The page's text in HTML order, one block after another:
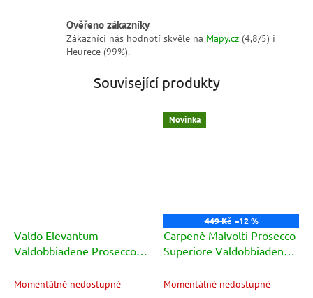
Ověřeno zákazníky
Zákazníci nás hodnotí skvěle na Mapy.cz (4,8/5) i
Heurece (99%).
Související produkty
Valdo Elevantum
Valdobbiadene Prosecco
11,5% 0,75l
Momentálně nedostupné
Novinka
449 Kč –12 %
Carpenè Malvolti Prosecco
Superiore Valdobbiadene
Momentálně nedostupné